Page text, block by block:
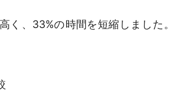
く、33%の時間を短縮しました。